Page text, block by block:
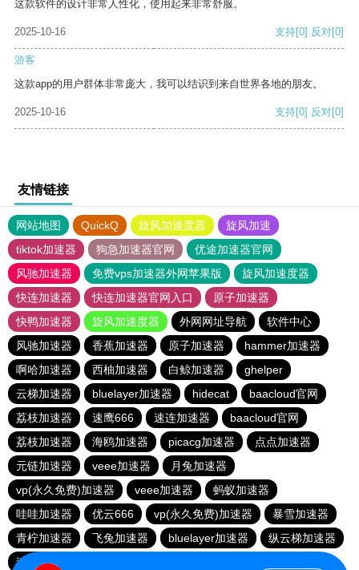
这款软件的设计非常人性化，使用起来非常舒服。
2025-10-16 支持[0] 反对[0]
游客
这款app的用户群体非常庞大，我可以结识到来自世界各地的朋友。
2025-10-16 支持[0] 反对[0]
友情链接
网站地图 QuickQ 旋风加速度器
旋风加速
tiktok加速器
狗急加速器官网
优途加速器官网
风驰加速器
免费vps加速器外网苹果版
旋风加速度器
快连加速器
快连加速器官网入口
原子加速器
快鸭加速器
旋风加速度器 外网网址导航
软件中心
风驰加速器
香蕉加速器 原子加速器
hammer加速器
啊哈加速器
西柚加速器 白鲸加速器
ghelper
云梯加速器
bluelayer加速器 hidecat
baacloud官网
荔枝加速器
速鹰666 速连加速器
baacloud官网
荔枝加速器
海鸥加速器 picacg加速器
点点加速器
元链加速器
veee加速器
月兔加速器
vp(永久免费)加速器
veee加速器
蚂蚁加速器
哇哇加速器
优云666 vp(永久免费)加速器
暴雪加速器
青柠加速器
飞兔加速器 bluelayer加速器
纵云梯加速器
速连加速器